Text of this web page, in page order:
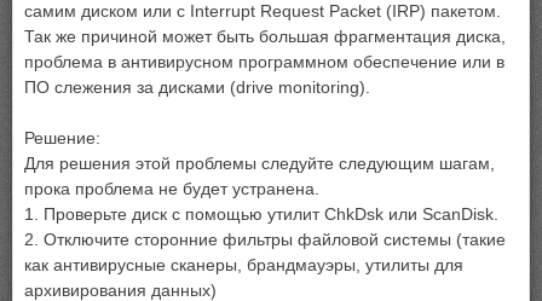
самим диском или с Interrupt Request Packet (IRP) пакетом.
Так же причиной может быть большая фрагментация диска,
проблема в антивирусном программном обеспечение или в
ПО слежения за дисками (drive monitoring).
Решение:
Для решения этой проблемы следуйте следующим шагам,
прока проблема не будет устранена.
1. Проверьте диск с помощью утилит ChkDsk или ScanDisk.
2. Отключите сторонние фильтры файловой системы (такие
как антивирусные сканеры, брандмауэры, утилиты для
архивирования данных)